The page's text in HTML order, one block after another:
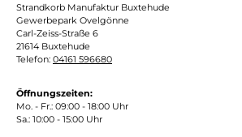
Strandkorb Manufaktur Buxtehude
Gewerbepark Ovelgönne
Carl-Zeiss-Straße 6
21614 Buxtehude
Telefon: 04161 596680
Öffnungszeiten:
Mo. - Fr.: 09:00 - 18:00 Uhr
Sa.: 10:00 - 15:00 Uhr